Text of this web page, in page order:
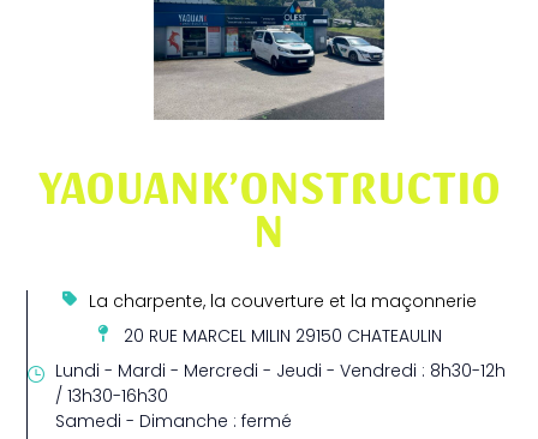
YAOUANK’ONSTRUCTIO
N
La charpente, la couverture et la maçonnerie
20 RUE MARCEL MILIN 29150 CHATEAULIN
Lundi - Mardi - Mercredi - Jeudi - Vendredi : 8h30-12h
/ 13h30-16h30
Samedi - Dimanche : fermé